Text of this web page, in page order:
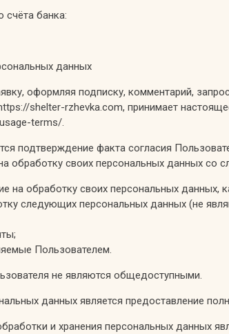
счёта банка:
данных
оформляя подписку, комментарий,
shelter-rzhevka.com, принимает
terms/.
подтверждение факта согласия
обработку своих персональных данных со
на обработку своих персональных данных,
следующих персональных данных (не
Пользователем.
не являются общедоступными.
данных является предоставление
и хранения персональных данных